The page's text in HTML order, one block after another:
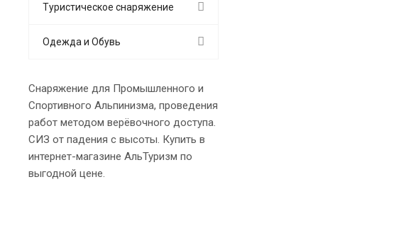
Туристическое снаряжение
Одежда и Обувь
Снаряжение для Промышленного и
Спортивного Альпинизма, проведения
работ методом верёвочного доступа.
СИЗ от падения с высоты. Купить в
интернет-магазине АльТуризм по
выгодной цене.